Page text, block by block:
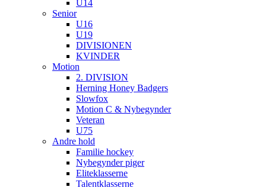
U14
Senior
U16
U19
DIVISIONEN
KVINDER
Motion
2. DIVISION
Herning Honey Badgers
Slowfox
Motion C & Nybegynder
Veteran
U75
Andre hold
Familie hockey
Nybegynder piger
Eliteklasserne
Talentklasserne